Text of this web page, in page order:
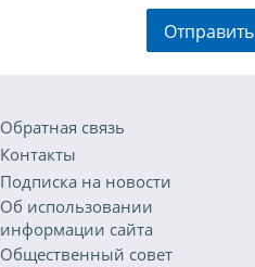
Отправить
Обратная связь
Контакты
Подписка на новости
Об использовании
информации сайта
Общественный совет